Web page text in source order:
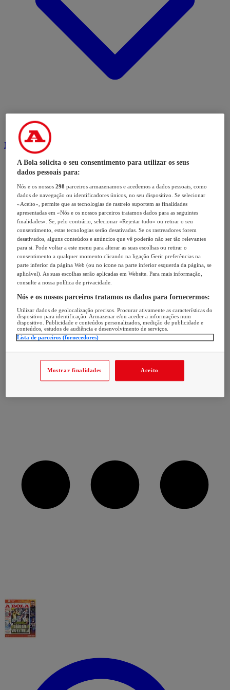
Modalidades
A Bola solicita o seu consentimento para utilizar os seus
dados pessoais para:
Nós e os nossos298 parceiros armazenamos e acedemos a dados pessoais, como
dados de navegação ou identificadores únicos, no seu dispositivo. Se selecionar
«Aceito», permite que as tecnologias de rastreio suportem as finalidades
apresentadas em «Nós e os nossos parceiros tratamos dados para as seguintes
finalidades». Se, pelo contrário, selecionar «Rejeitar tudo» ou retirar o seu
consentimento, estas tecnologias serão desativadas. Se os rastreadores forem
desativados, alguns conteúdos e anúncios que vê poderão não ser tão relevantes
para si. Pode voltar a este menu para alterar as suas escolhas ou retirar o
consentimento a qualquer momento clicando na ligação Gerir preferências na
parte inferior da página Web (ou no ícone na parte inferior esquerda da página, se
aplicável). As suas escolhas serão aplicadas em Website. Para mais informação,
consulte a nossa política de privacidade.
Nós e os nossos parceiros tratamos os dados para fornecermos:
Utilizar dados de geolocalização precisos. Procurar ativamente as características do
dispositivo para identificação. Armazenar e/ou aceder a informações num
dispositivo. Publicidade e conteúdos personalizados, medição de publicidade e
conteúdos, estudos de audiência e desenvolvimento de serviços.
Lista de parceiros (fornecedores)
Mostrar finalidades Aceito